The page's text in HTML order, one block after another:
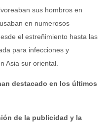
sus hombros en
en numerosos
el estreñimiento hasta las
para infecciones y
Asia sur oriental.
destacado en los últimos
de la publicidad y la